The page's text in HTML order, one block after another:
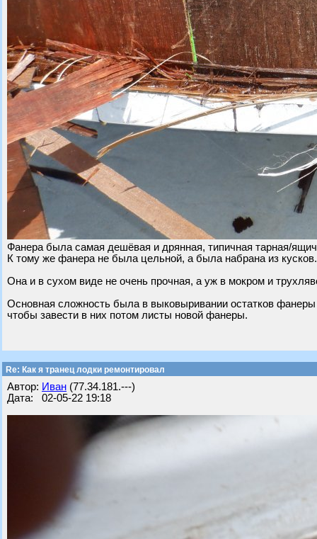
Фанера была самая дешёвая и дрянная, типичная тарная/
К тому же фанера не была цельной, а была набрана из кусков.
Она и в сухом виде не очень прочная, а уж в мокром и
Основная сложность была в выковыривании остатков
чтобы завести в них потом листы новой фанеры.
Re: Как я транец лодки ремонтировал
Автор: Иван (77.34.181.---)
Дата: 02-05-22 19:18